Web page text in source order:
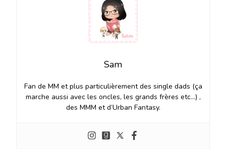
Sam
Fan de MM et plus particulièrement des single dads (ça
marche aussi avec les oncles, les grands frères etc…) ,
des MMM et d’Urban Fantasy.